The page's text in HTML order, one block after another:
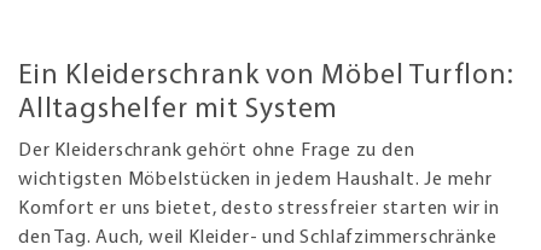
Ein Kleiderschrank von Möbel Turflon:
Alltagshelfer mit System
Der Kleiderschrank gehört ohne Frage zu den
wichtigsten Möbelstücken in jedem Haushalt. Je mehr
Komfort er uns bietet, desto stressfreier starten wir in
den Tag. Auch, weil Kleider- und Schlafzimmerschränke